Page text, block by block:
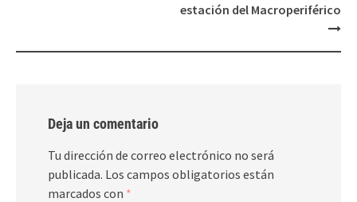
estación del Macroperiférico
Deja un comentario
Tu dirección de correo electrónico no será
publicada. Los campos obligatorios están
marcados con *